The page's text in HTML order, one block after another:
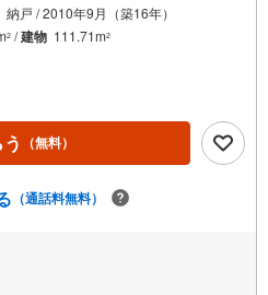
戸 / 2010年9月（築16年）
2 /建物 111.71m2
（無料）
（通話料無料）